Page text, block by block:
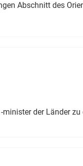
Abschnitt des
der Länder